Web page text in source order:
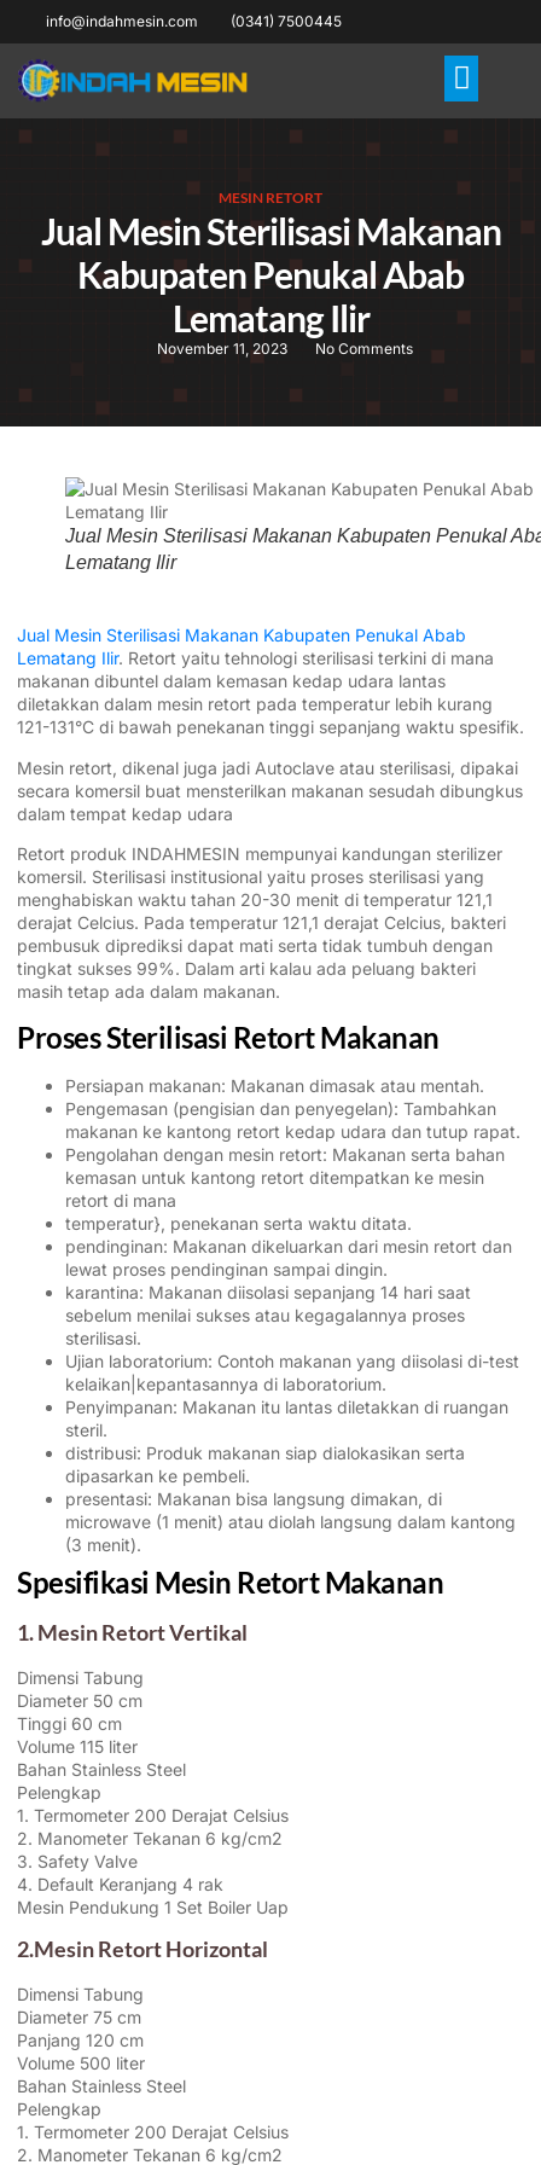
info@indahmesin.com (0341) 7500445
MESIN RETORT
Jual Mesin Sterilisasi Makanan
Kabupaten Penukal Abab
Lematang Ilir
November 11, 2023 No Comments
Jual Mesin Sterilisasi Makanan Kabupaten Penukal
Lematang Ilir
Jual Mesin Sterilisasi Makanan Kabupaten Penukal Abab
Lematang Ilir. Retort yaitu tehnologi sterilisasi terkini di mana
makanan dibuntel dalam kemasan kedap udara lantas
diletakkan dalam mesin retort pada temperatur lebih kurang
121-131°C di bawah penekanan tinggi sepanjang waktu spesifik.
Mesin retort, dikenal juga jadi Autoclave atau sterilisasi, dipakai
secara komersil buat mensterilkan makanan sesudah dibungkus
dalam tempat kedap udara
Retort produk INDAHMESIN mempunyai kandungan sterilizer
komersil. Sterilisasi institusional yaitu proses sterilisasi yang
menghabiskan waktu tahan 20-30 menit di temperatur 121,1
derajat Celcius. Pada temperatur 121,1 derajat Celcius, bakteri
pembusuk diprediksi dapat mati serta tidak tumbuh dengan
tingkat sukses 99%. Dalam arti kalau ada peluang bakteri
masih tetap ada dalam makanan.
Proses Sterilisasi Retort Makanan
Persiapan makanan: Makanan dimasak atau mentah.
Pengemasan (pengisian dan penyegelan): Tambahkan
makanan ke kantong retort kedap udara dan tutup rapat.
Pengolahan dengan mesin retort: Makanan serta bahan
kemasan untuk kantong retort ditempatkan ke mesin
retort di mana
temperatur}, penekanan serta waktu ditata.
pendinginan: Makanan dikeluarkan dari mesin retort dan
lewat proses pendinginan sampai dingin.
karantina: Makanan diisolasi sepanjang 14 hari saat
sebelum menilai sukses atau kegagalannya proses
sterilisasi.
Ujian laboratorium: Contoh makanan yang diisolasi di-test
kelaikan|kepantasannya di laboratorium.
Penyimpanan: Makanan itu lantas diletakkan di ruangan
steril.
distribusi: Produk makanan siap dialokasikan serta
dipasarkan ke pembeli.
presentasi: Makanan bisa langsung dimakan, di
microwave (1 menit) atau diolah langsung dalam kantong
(3 menit).
Spesifikasi Mesin Retort Makanan
1. Mesin Retort Vertikal
Dimensi Tabung
Diameter 50 cm
Tinggi 60 cm
Volume 115 liter
Bahan Stainless Steel
Pelengkap
1. Termometer 200 Derajat Celsius
2. Manometer Tekanan 6 kg/cm2
3. Safety Valve
4. Default Keranjang 4 rak
Mesin Pendukung 1 Set Boiler Uap
2.Mesin Retort Horizontal
Dimensi Tabung
Diameter 75 cm
Panjang 120 cm
Volume 500 liter
Bahan Stainless Steel
Pelengkap
1. Termometer 200 Derajat Celsius
2. Manometer Tekanan 6 kg/cm2